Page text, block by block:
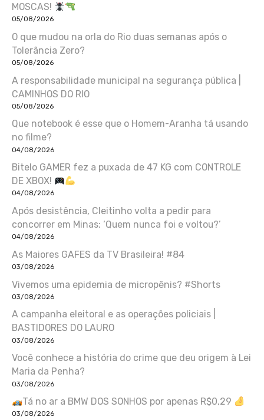
MOSCAS!
05/08/2026
O que mudou na orla do Rio duas semanas após o
Tolerância Zero?
05/08/2026
A responsabilidade municipal na segurança pública |
CAMINHOS DO RIO
05/08/2026
Que notebook é esse que o Homem-Aranha tá usando
no filme?
04/08/2026
Bitelo GAMER fez a puxada de 47 KG com CONTROLE
DE XBOX!
04/08/2026
Após desistência, Cleitinho volta a pedir para
concorrer em Minas: ‘Quem nunca foi e voltou?’
04/08/2026
As Maiores GAFES da TV Brasileira! #84
03/08/2026
Vivemos uma epidemia de micropênis? #Shorts
03/08/2026
A campanha eleitoral e as operações policiais |
BASTIDORES DO LAURO
03/08/2026
Você conhece a história do crime que deu origem à Lei
Maria da Penha?
03/08/2026
Tá no ar a BMW DOS SONHOS por apenas R$0,29
03/08/2026